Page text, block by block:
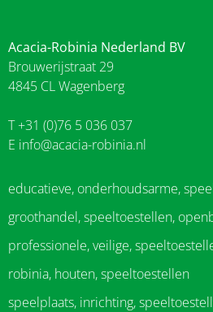
Acacia-Robinia Nederland BV
Brouwerijstraat 29
4845 CL Wagenberg
T +31 (0)76 5 036 037
E info@acacia-robinia.nl
educatieve, onderhoudsarme,
groothandel, speeltoestellen,
professionele, veilige,
robinia, houten, speeltoestellen
speelplaats, inrichting,